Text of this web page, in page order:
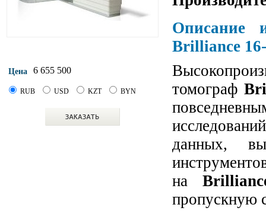
Цена 6 655 500
RUB USD KZT BYN
Описание
Brilliance
томограф
данных,
на
пропускную